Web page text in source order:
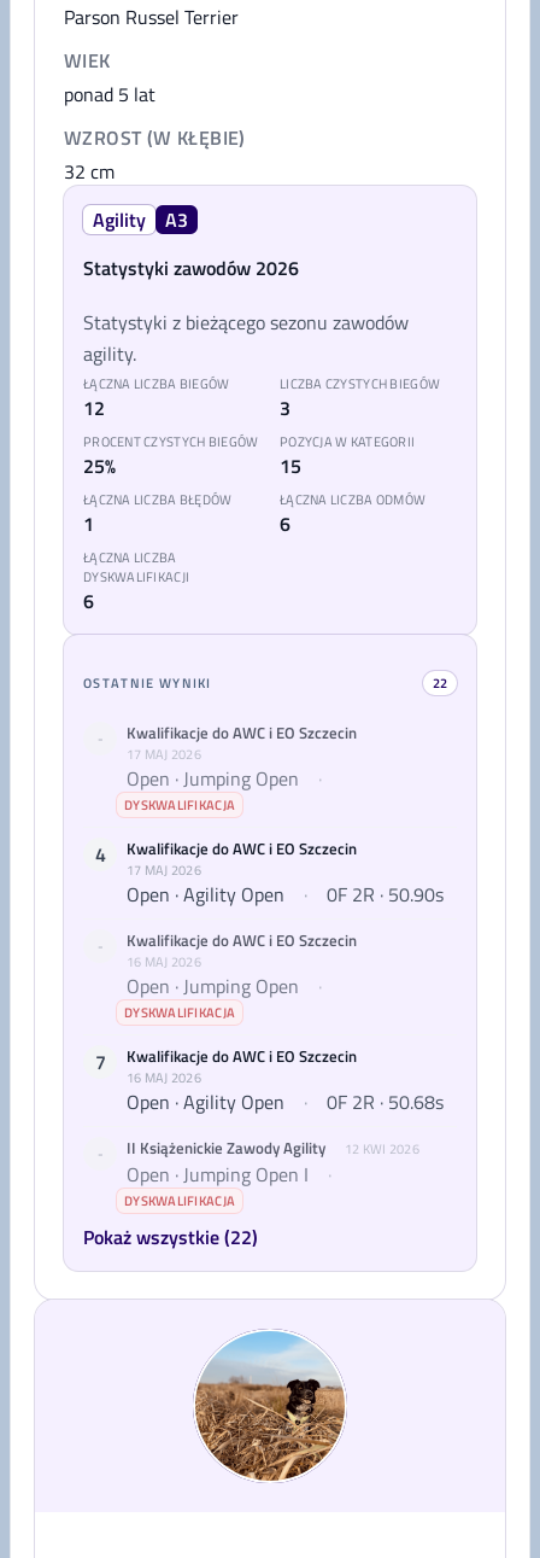
Parson Russel Terrier
WIEK
ponad 5 lat
WZROST (W KŁĘBIE)
32 cm
Agility
A3
Statystyki zawodów 2026
Statystyki z bieżącego sezonu zawodów
agility.
ŁĄCZNA LICZBA BIEGÓW
12
LICZBA CZYSTYCH BIEGÓW
3
PROCENT CZYSTYCH BIEGÓW
25%
POZYCJA W KATEGORII
15
ŁĄCZNA LICZBA BŁĘDÓW
1
ŁĄCZNA LICZBA ODMÓW
6
ŁĄCZNA LICZBA
DYSKWALIFIKACJI
6
OSTATNIE WYNIKI 22
- Kwalifikacje do AWC i EO Szczecin
17 MAJ 2026
Open · Jumping Open ·
DYSKWALIFIKACJA
4 Kwalifikacje do AWC i EO Szczecin
17 MAJ 2026
Open · Agility Open · 0F 2R · 50.90s
- Kwalifikacje do AWC i EO Szczecin
16 MAJ 2026
Open · Jumping Open ·
DYSKWALIFIKACJA
7 Kwalifikacje do AWC i EO Szczecin
16 MAJ 2026
Open · Agility Open · 0F 2R · 50.68s
- II Książenickie Zawody Agility 12 KWI 2026
Open · Jumping Open I ·
DYSKWALIFIKACJA
Pokaż wszystkie (22)